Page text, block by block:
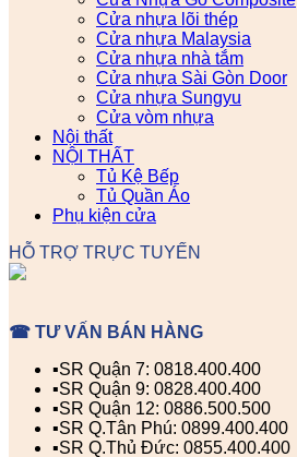
Cửa nhựa lõi thép
Cửa nhựa Malaysia
Cửa nhựa nhà tắm
Cửa nhựa Sài Gòn Door
Cửa nhựa Sungyu
Cửa vòm nhựa
Nội thất
NỘI THẤT
Tủ Kệ Bếp
Tủ Quần Áo
Phụ kiện cửa
HỖ TRỢ TRỰC TUYẾN
☎ TƯ VẤN BÁN HÀNG
▪️SR Quận 7: 0818.400.400
▪️SR Quận 9: 0828.400.400
▪️SR Quận 12: 0886.500.500
▪️SR Q.Tân Phú: 0899.400.400
▪️SR Q.Thủ Đức: 0855.400.400